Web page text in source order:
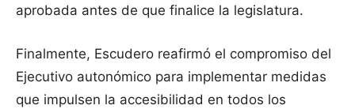
aprobada antes de que finalice la legislatura.
Finalmente, Escudero reafirmó el compromiso del
Ejecutivo autonómico para implementar medidas
que impulsen la accesibilidad en todos los